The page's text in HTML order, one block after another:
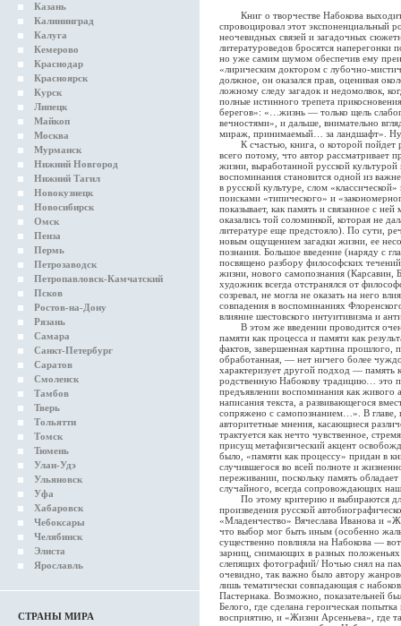
Казань
Калининград
Калуга
Кемерово
Краснодар
Красноярск
Курск
Липецк
Майкоп
Москва
Мурманск
Нижний Новгород
Нижний Тагил
Новокузнецк
Новосибирск
Омск
Пенза
Пермь
Петрозаводск
Петропавловск-Камчатский
Псков
Ростов-на-Дону
Рязань
Самара
Санкт-Петербург
Саратов
Смоленск
Тамбов
Тверь
Тольятти
Томск
Тюмень
Улан-Удэ
Ульяновск
Уфа
Хабаровск
Чебоксары
Челябинск
Элиста
Ярославль
СТРАНЫ МИРА
Книг о творчестве Набокова выходит
спровоцировал этот экспоненциальный
неочевидных связей и загадочных
литературоведов бросятся
но уже самим шумом обеспечив ему
«лирическим доктором с лубочно-
должное, он оказался прав, оценивая
ложному следу загадок и недомолвок,
полные истинного трепета
берегов»: «…жизнь — только щель
вечностями», и дальше, внимательно
мираж, принимаемый… за ландшафт». Ну
К счастью, книга, о которой пойдет
всего потому, что автор рассматривает
жизни, выработанной русской
воспоминания становится одной из
в русской культуре, слом
поисками «типического» и
показывает, как память и связанное с
оказались той соломинкой, которая не
литературе еще предстояло). По сути,
новым ощущением загадки жизни, ее
познания. Большое введение (наряду с
посвящено разбору философских
жизни, нового самопознания (Карсавин,
художник всегда отстранялся от
созревал, не могла не оказать на него
совпадения в воспоминаниях
влияние шестовского интуитивизма и
В этом же введении проводится очень
памяти как процесса и памяти как
фактов, завершенная картина прошлого,
обработанная, — нет ничего более
характеризует другой подход — память
родственную Набокову традицию… это
предъявлении воспоминания как живого
написания текста, а развивающегося
сопряжено с самопознанием…». В
авторитетные мнения, касающиеся
трактуется как нечто чувственное,
присущ метафизический акцент
было, «памяти как процессу» придан в
случившегося во всей полноте и
переживании, поскольку память
случайного, всегда сопровождающих
По этому критерию и выбираются для
произведения русской
«Младенчество» Вячеслава Иванова и
что выбор мог быть иным (особенно жаль
существенно повлияла на Набокова —
зарниц, снимающих в разных
слепящих фотографий/ Ночью снял на
очевидно, так важно было автору
лишь тематически совпадающая с
Пастернака. Возможно, показательней
Белого, где сделана героическая
восприятию, и «Жизни Арсеньева», где